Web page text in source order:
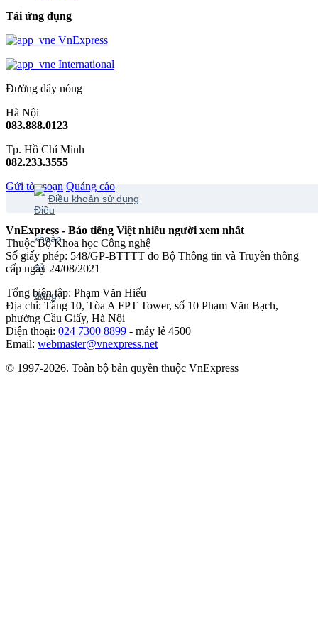
Tải ứng dụng
VnExpress
International
Đường dây nóng
Hà Nội
083.888.0123
Tp. Hồ Chí Minh
082.233.3555
Gửi tòa soạn Quảng cáo
Điều khoản sử dụng
VnExpress - Báo tiếng Việt nhiều người xem nhất
Thuộc Bộ Khoa học Công nghệ
Số giấy phép: 548/GP-BTTTT do Bộ Thông tin và Truyền thông
cấp ngày 24/08/2021
Tổng biên tập: Phạm Văn Hiếu
Địa chỉ: Tầng 10, Tòa A FPT Tower, số 10 Phạm Văn Bạch,
phường Cầu Giấy, Hà Nội
Điện thoại: 024 7300 8899 - máy lẻ 4500
Email: webmaster@vnexpress.net
© 1997-2026. Toàn bộ bản quyền thuộc VnExpress